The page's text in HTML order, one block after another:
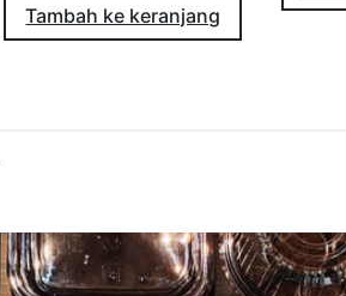
Tambah ke keranjang